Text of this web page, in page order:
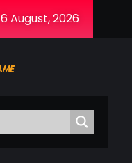
6 August, 2026